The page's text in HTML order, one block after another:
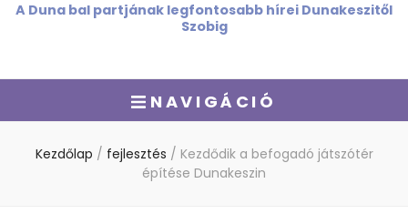
A Duna bal partjának legfontosabb hírei Dunakeszitől
Szobig
NAVIGÁCIÓ
Kezdőlap / fejlesztés / Kezdődik a befogadó játszótér
építése Dunakeszin